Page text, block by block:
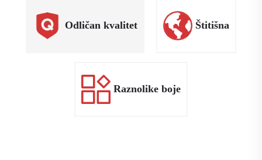
Odličan kvalitet Štitišna
Raznolike boje